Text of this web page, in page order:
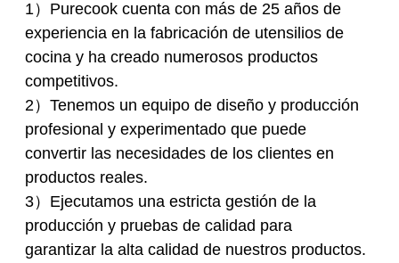
1）Purecook cuenta con más de 25 años de
experiencia en la fabricación de utensilios de
cocina y ha creado numerosos productos
competitivos.
2）Tenemos un equipo de diseño y producción
profesional y experimentado que puede
convertir las necesidades de los clientes en
productos reales.
3）Ejecutamos una estricta gestión de la
producción y pruebas de calidad para
garantizar la alta calidad de nuestros productos.